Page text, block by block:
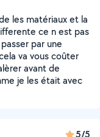
les matériaux et la
ce n est pas
par une
va vous coûter
avant de
je les était avec
5/5